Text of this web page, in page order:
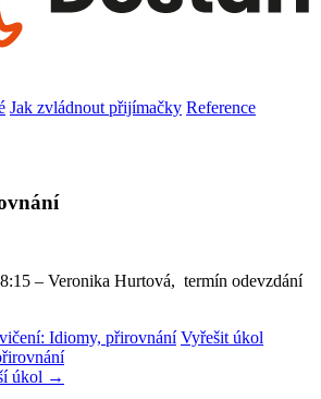
Jak zvládnout přijímačky Reference
– Veronika Hurtová, termín odevzdání
Idiomy, přirovnání Vyřešit úkol
úkol →